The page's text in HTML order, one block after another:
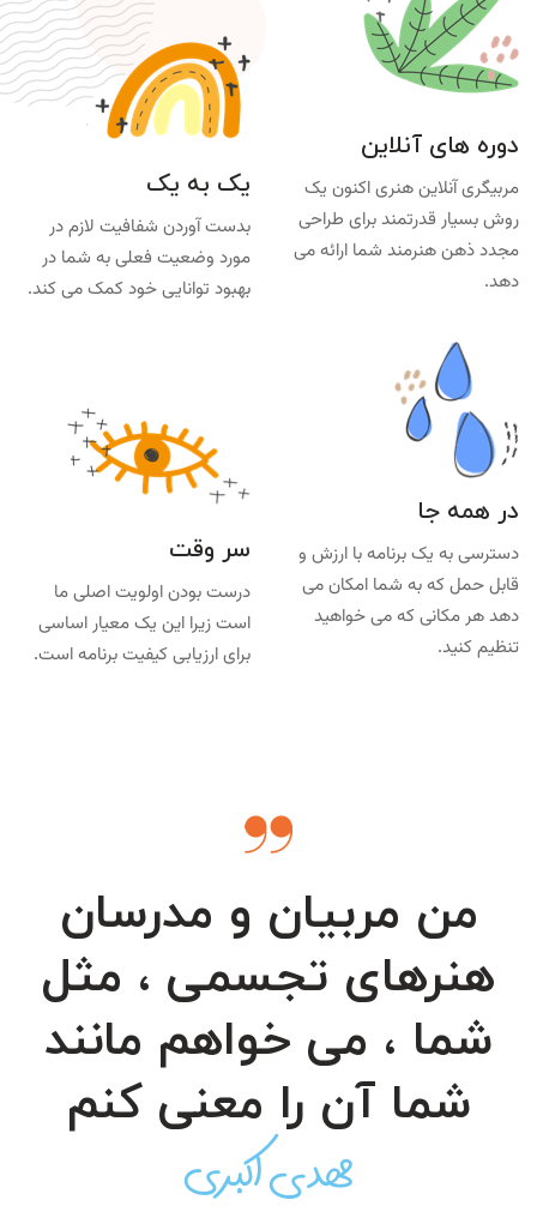
دوره های آنلاین
مربیگری آنلاین هنری اکنون یک
روش بسیار قدرتمند برای طراحی
مجدد ذهن هنرمند شما ارائه می
دهد.
یک به یک
بدست آوردن شفافیت لازم در
مورد وضعیت فعلی به شما در
بهبود توانایی خود کمک می کند.
در همه جا
دسترسی به یک برنامه با ارزش و
قابل حمل که به شما امکان می
دهد هر مکانی که می خواهید
تنظیم کنید.
سر وقت
درست بودن اولویت اصلی ما
است زیرا این یک معیار اساسی
برای ارزیابی کیفیت برنامه است.
من مربیان و مدرسان
هنرهای تجسمی ، مثل
شما ، می خواهم مانند
شما آن را معنی کنم
مهدی اکبری